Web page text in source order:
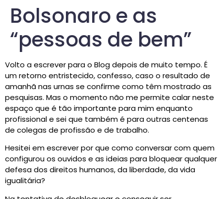
Bolsonaro e as
“pessoas de bem”
Volto a escrever para o Blog depois de muito tempo. É
um retorno entristecido, confesso, caso o resultado de
amanhã nas urnas se confirme como têm mostrado as
pesquisas. Mas o momento não me permite calar neste
espaço que é tão importante para mim enquanto
profissional e sei que também é para outras centenas
de colegas de profissão e de trabalho.
Hesitei em escrever por que como conversar com quem
configurou os ouvidos e as ideias para bloquear qualquer
defesa dos direitos humanos, da liberdade, da vida
igualitária?